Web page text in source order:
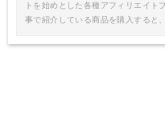
トを始めとした各種アフィリエイト
事で紹介している商品を購入すると